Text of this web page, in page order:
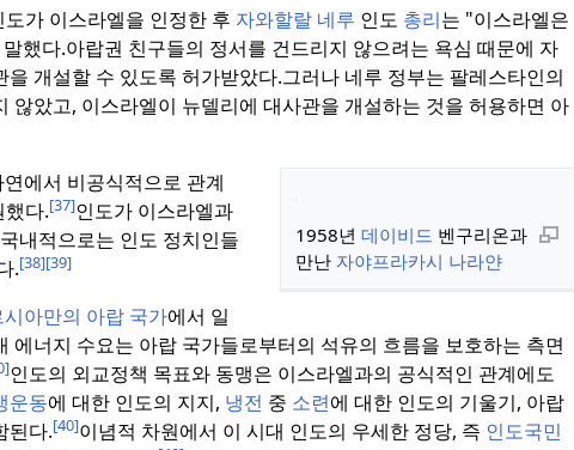
도가 이스라엘을 인정한 후 자와할랄 네루 인도 총리는 "이스라엘은
했다.아랍권 친구들의 정서를 건드리지 않으려는 욕심 때문에 자
개설할 수 있도록 허가받았다.그러나 네루 정부는 팔레스타인의
았고, 이스라엘이 뉴델리에 대사관을 개설하는 것을 허용하면 아
1958년 데이비드 벤구리온과
만난 자야프라카시 나라얀
에서 비공식적으로 관계
했다.[37]인도가 이스라엘과
국내적으로는 인도 정치인들
.[38][39]
아만의 아랍 국가에서 일
에너지 수요는 아랍 국가들로부터의 석유의 흐름을 보호하는 측면
인도의 외교정책 목표와 동맹은 이스라엘과의 공식적인 관계에도
운동에 대한 인도의 지지, 냉전 중 소련에 대한 인도의 기울기, 아랍
된다.[40]이념적 차원에서 이 시대 인도의 우세한 정당, 즉 인도국민